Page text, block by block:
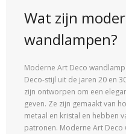
Wat zijn
wandlampen?
Moderne Art Deco
Deco-stijl uit de jaren 20 en
zijn ontworpen om een
geven. Ze zijn gemaakt van
metaal en kristal en hebben
patronen. Moderne Art